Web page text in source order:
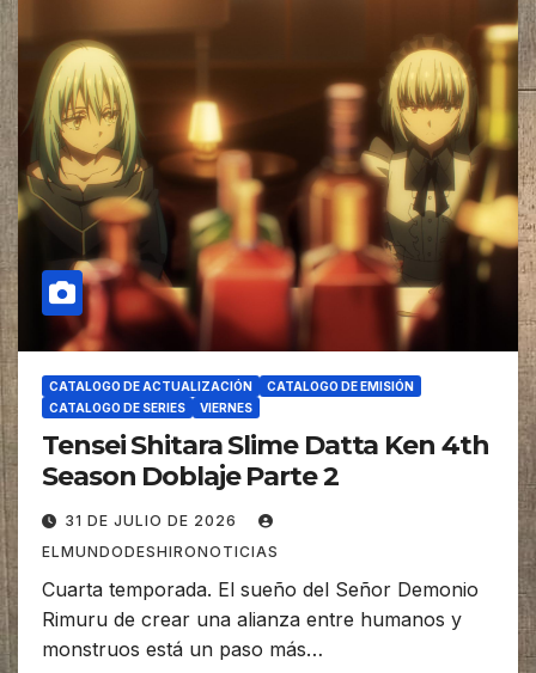
CATALOGO DE ACTUALIZACIÓN
CATALOGO DE EMISIÓN
CATALOGO DE SERIES
VIERNES
Tensei Shitara Slime Datta Ken 4th
Season Doblaje Parte 2
31 DE JULIO DE 2026
ELMUNDODESHIRONOTICIAS
Cuarta temporada. El sueño del Señor Demonio
Rimuru de crear una alianza entre humanos y
monstruos está un paso más…